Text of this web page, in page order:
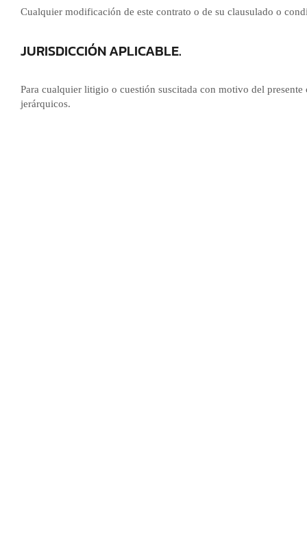
Cualquier modificación de este contrato o de su clausulado o
JURISDICCIÓN APLICABLE.
Para cualquier litigio o cuestión suscitada con motivo del
jerárquicos.